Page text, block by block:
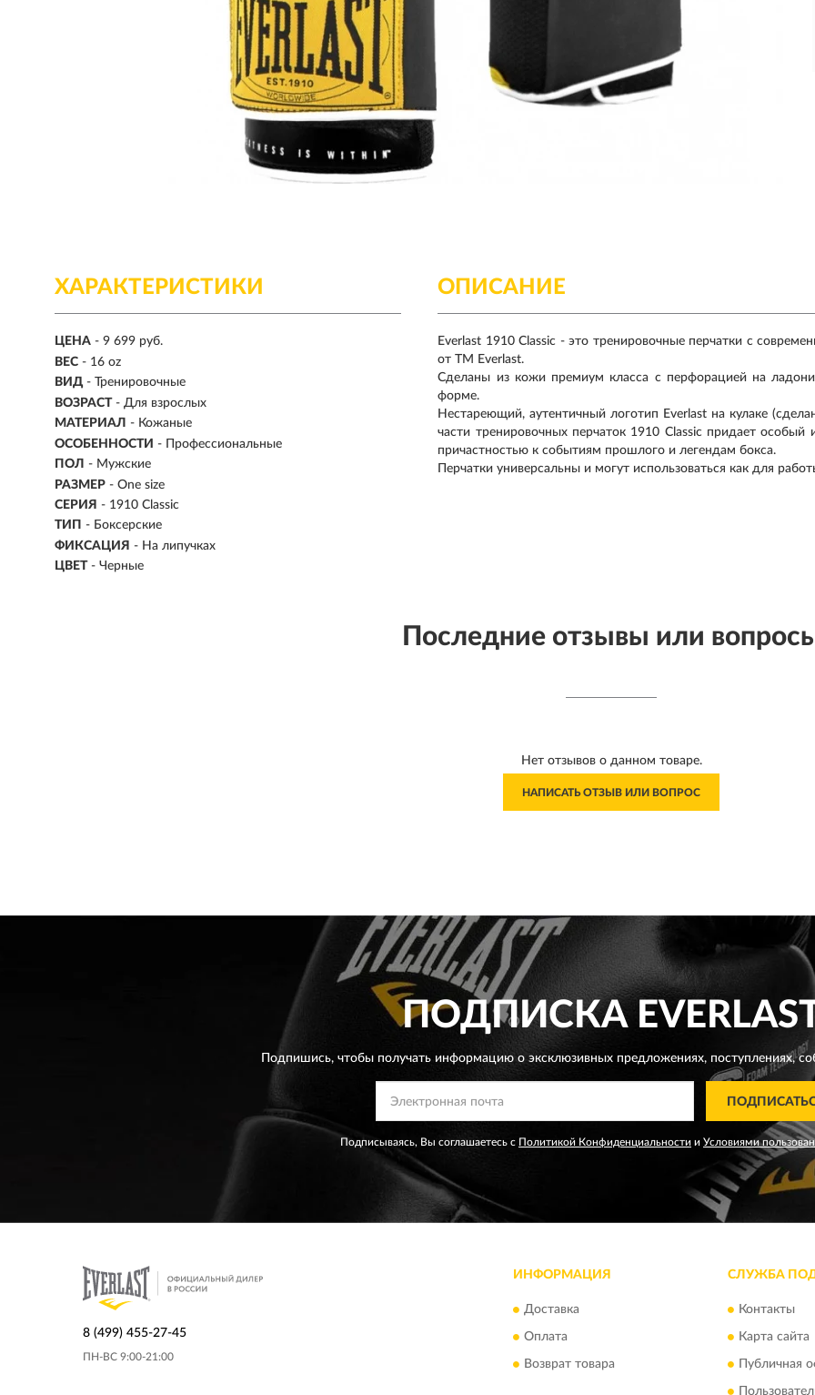
ХАРАКТЕРИСТИКИ
ЦЕНА - 9 699 руб.
ВЕС - 16 oz
ВИД - Тренировочные
ВОЗРАСТ - Для взрослых
МАТЕРИАЛ - Кожаные
ОСОБЕННОСТИ - Профессиональные
ПОЛ - Мужские
РАЗМЕР - One size
СЕРИЯ - 1910 Classic
ТИП - Боксерские
ФИКСАЦИЯ - На липучках
ЦВЕТ - Черные
ОПИСАНИЕ
Everlast 1910 Classic - это тренировочные перчатки с
от TM Everlast.
Сделаны из кожи премиум класса с перфорацией на
форме.
Нестареющий, аутентичный логотип Everlast на кулаке
части тренировочных перчаток 1910 Classic придает
причастностью к событиям прошлого и легендам бокса.
Перчатки универсальны и могут использоваться как для
Последние отзывы или
Нет отзывов о данном товаре.
НАПИСАТЬ ОТЗЫВ ИЛИ ВОПРОС
ПОДПИСКА
Подпишись, чтобы получать информацию о эксклюзивных предложениях,поступлениях,
Подписываясь, Вы соглашаетесь с Политикой Конфиденциальности и Условиями
8 (499) 455-27-45
ПН-ВС 9:00-21:00
ИНФОРМАЦИЯ
Доставка
Оплата
Возврат товара
СЛУЖБА
Контакты
Карта сайта
Публичная